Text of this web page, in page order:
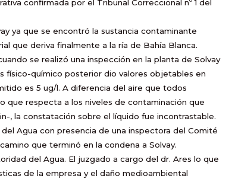
confirmada por el Tribunal Correccional nº 1 del
ya que se encontró la sustancia contaminante
que deriva finalmente a la ría de Bahía Blanca.
se realizó una inspección en la planta de Solvay
físico-químico posterior dio valores objetables en
es 5 ug/l. A diferencia del aire que todos
que respecta a los niveles de contaminación que
, la constatación sobre el líquido fue incontrastable.
Agua con presencia de una inspectora del Comité
que terminó en la condena a Solvay.
del Agua. El juzgado a cargo del dr. Ares lo que
de la empresa y el daño medioambiental